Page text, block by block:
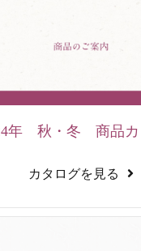
年 秋・冬 商品カ
カタログを見る